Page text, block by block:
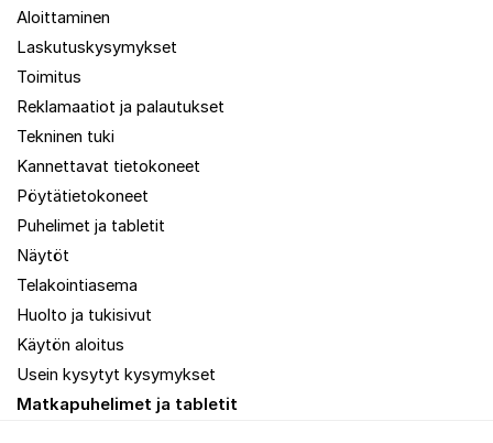
Aloittaminen
Laskutuskysymykset
Toimitus
Reklamaatiot ja palautukset
Tekninen tuki
Kannettavat tietokoneet
Pöytätietokoneet
Puhelimet ja tabletit
Näytöt
Telakointiasema
Huolto ja tukisivut
Käytön aloitus
Usein kysytyt kysymykset
Matkapuhelimet ja tabletit